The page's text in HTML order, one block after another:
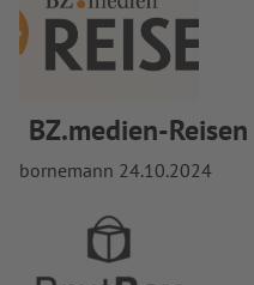
BZ.medien-Reisen
bornemann 24.10.2024